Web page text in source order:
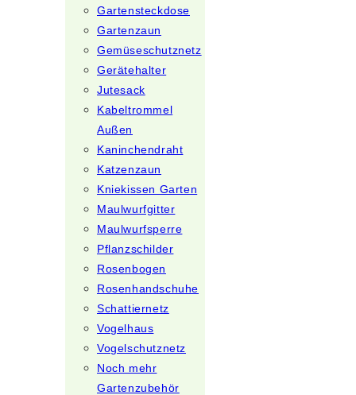
Gartensteckdose
Gartenzaun
Gemüseschutznetz
Gerätehalter
Jutesack
Kabeltrommel
Außen
Kaninchendraht
Katzenzaun
Kniekissen Garten
Maulwurfgitter
Maulwurfsperre
Pflanzschilder
Rosenbogen
Rosenhandschuhe
Schattiernetz
Vogelhaus
Vogelschutznetz
Noch mehr
Gartenzubehör